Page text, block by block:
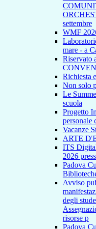
settembre
WMF
mare - a
Riservato
Richiesta
Non solo
Le
scuola
Progetto
personale
Vacanze
ARTE
ITS
2026
Padova
Avviso
degli
risorse p
Padova